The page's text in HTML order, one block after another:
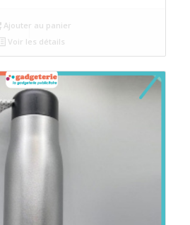
Ajouter au panier
Voir les détails